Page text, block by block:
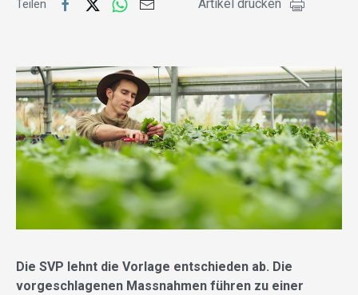
Teilen Artikel drucken
Die SVP lehnt die Vorlage entschieden ab. Die
vorgeschlagenen Massnahmen führen zu einer